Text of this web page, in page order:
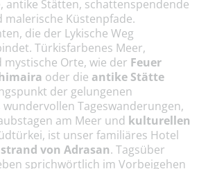
antike Stätten, schattenspendende
malerische Küstenpfade.
die der Lykische Weg
Türkisfarbenes Meer,
Orte, wie der Feuer
oder die antike Stätte
der gelungenen
Tageswanderungen,
am Meer und kulturellen
ist unser familiäres Hotel
von Adrasan. Tagsüber
sprichwörtlich im Vorbeigehen